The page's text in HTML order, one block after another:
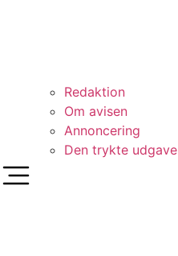
Redaktion
Om avisen
Annoncering
Den trykte udgave